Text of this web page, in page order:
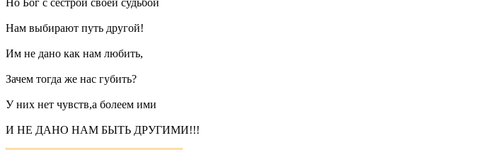
Нам выбирают путь другой!
Им не дано как нам любить,
Зачем тогда же нас губить?
У них нет чувств,а болеем ими
И НЕ ДАНО НАМ БЫТЬ ДРУГИМИ!!!